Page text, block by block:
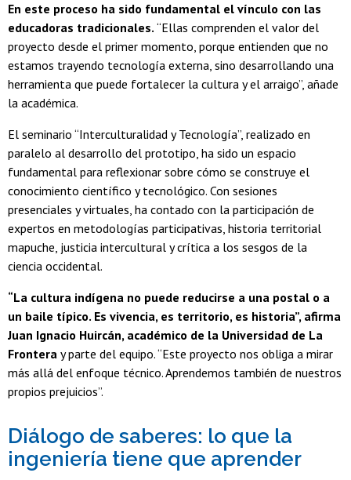
En este proceso ha sido fundamental el vínculo con las
educadoras tradicionales. “Ellas comprenden el valor del
proyecto desde el primer momento, porque entienden que no
estamos trayendo tecnología externa, sino desarrollando una
herramienta que puede fortalecer la cultura y el arraigo”, añade
la académica.
El seminario “Interculturalidad y Tecnología”, realizado en
paralelo al desarrollo del prototipo, ha sido un espacio
fundamental para reflexionar sobre cómo se construye el
conocimiento científico y tecnológico. Con sesiones
presenciales y virtuales, ha contado con la participación de
expertos en metodologías participativas, historia territorial
mapuche, justicia intercultural y crítica a los sesgos de la
ciencia occidental.
“La cultura indígena no puede reducirse a una postal o a
un baile típico. Es vivencia, es territorio, es historia”, afirma
Juan Ignacio Huircán, académico de la Universidad de La
Frontera y parte del equipo. “Este proyecto nos obliga a mirar
más allá del enfoque técnico. Aprendemos también de nuestros
propios prejuicios”.
Diálogo de saberes: lo que la
ingeniería tiene que aprender